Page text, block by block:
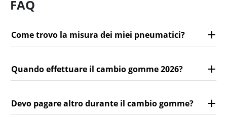
FAQ
Come trovo la misura dei miei pneumatici?
Quando effettuare il cambio gomme 2026?
Devo pagare altro durante il cambio gomme?